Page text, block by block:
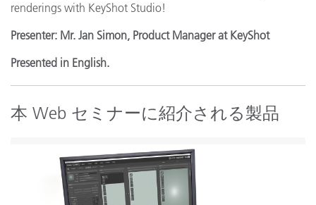
renderings with KeyShot Studio!
Presenter: Mr. Jan Simon, Product Manager at KeyShot
Presented in English.
本 Web セミナーに紹介される製品